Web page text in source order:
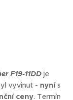
F19-11DD je
vyvinut - nynís
ceny. Termín